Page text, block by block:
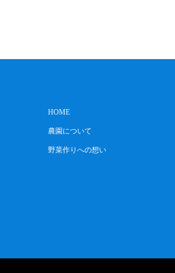
HOME
農園について
野菜作りへの想い